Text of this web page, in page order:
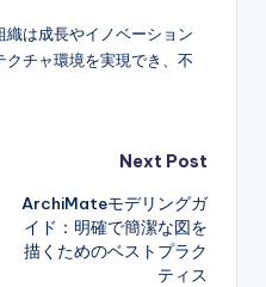
織は成長やイノベーション
チャ環境を実現でき、不
Next Post
ArchiMateモデリングガ
イド：明確で簡潔な図を
描くためのベストプラク
ティス